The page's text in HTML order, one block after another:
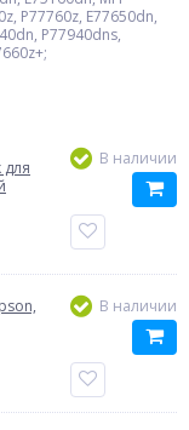
P77760z, E77650dn,
P77940dns,
для
В наличии
В наличии